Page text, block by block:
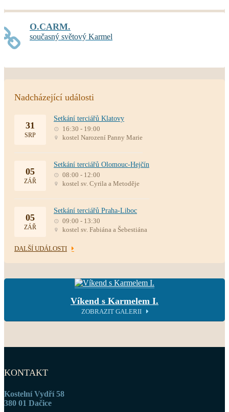
O.CARM.
současný světový Karmel
Nadcházející události
31
SRP
Setkání terciářů Klatovy
16:30 - 19:00
kostel Narození Panny Marie
05
ZÁŘ
Setkání terciářů Olomouc-Hejčín
08:00 - 12:00
kostel sv. Cyrila a Metoděje
05
ZÁŘ
Setkání terciářů Praha-Liboc
09:00 - 13:30
kostel sv. Fabiána a Šebestiána
DALŠÍ UDÁLOSTI
Víkend s Karmelem I.
ZOBRAZIT GALERII
KONTAKT
Kostelní Vydří 58
380 01 Dačice